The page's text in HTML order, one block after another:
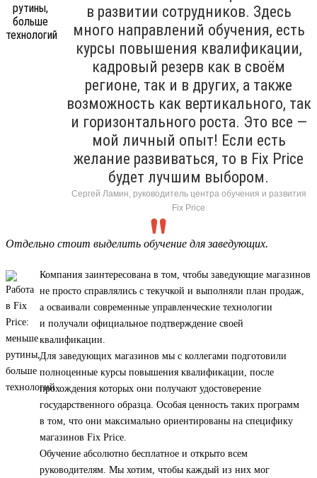
в развитии сотрудников. Здесь
много направлений обучения, есть
курсы повышения квалификации,
кадровый резерв как в своём
регионе, так и в других, а также
возможность как вертикального, так
и горизонтального роста. Это все —
мой личный опыт! Если есть
желание развиваться, то в Fix Price
будет лучшим выбором.
Сергей Ламин, руководитель центра обучения и развития
Fix Price
Отдельно стоит выделить обучение для заведующих.
Компания заинтересована в том, чтобы заведующие магазинов
не просто справлялись с текучкой и выполняли план продаж,
а осваивали современные управленческие технологии
и получали официальное подтверждение своей
квалификации.
Для заведующих магазинов мы с коллегами подготовили
полноценные курсы повышения квалификации, после
прохождения которых они получают удостоверение
государственного образца. Особая ценность таких программ
в том, что они максимально ориентированы на специфику
магазинов Fix Price.
Обучение абсолютно бесплатное и открыто всем
руководителям. Мы хотим, чтобы каждый из них мог